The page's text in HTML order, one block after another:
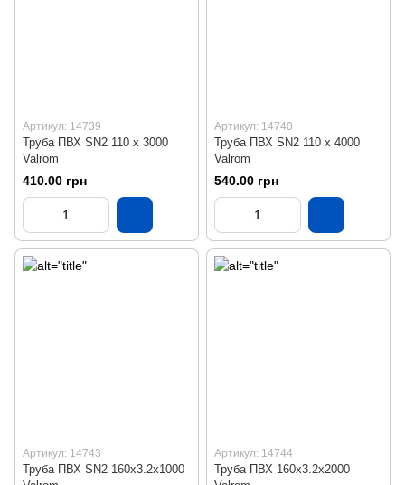
Артикул: 14739
Труба ПВХ SN2 110 х 3000
Valrom
410.00 грн
Артикул: 14740
Труба ПВХ SN2 110 х 4000
Valrom
540.00 грн
Артикул: 14743
Труба ПВХ SN2 160х3.2х1000
Артикул: 14744
Труба ПВХ 160х3.2х2000